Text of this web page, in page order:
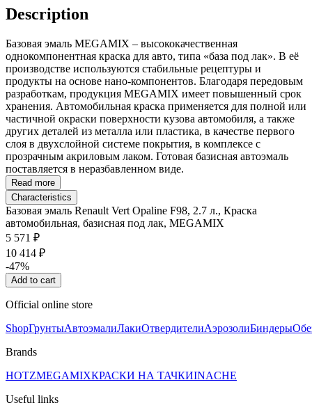
Description
Базовая эмаль MEGAMIX – высококачественная
однокомпонентная краска для авто, типа «база под лак». В её
производстве используются стабильные рецептуры и
продукты на основе нано-компонентов. Благодаря передовым
разработкам, продукция MEGAMIX имеет повышенный срок
хранения. Автомобильная краска применяется для полной или
частичной окраски поверхности кузова автомобиля, а также
других деталей из металла или пластика, в качестве первого
слоя в двухслойной системе покрытия, в комплексе с
прозрачным акриловым лаком. Готовая базисная автоэмаль
поставляется в неразбавленном виде.
Read more
Characteristics
Базовая эмаль Renault Vert Opaline F98, 2.7 л., Краска
автомобильная, базисная под лак, MEGAMIX
5 571 ₽
10 414 ₽
-47%
Add to cart
Official online store
ShopГрунтыАвтоэмалиЛакиОтвердителиАэрозолиБиндеры
Brands
HOTZMEGAMIXКРАСКИ НА ТАЧКИINACHE
Useful links